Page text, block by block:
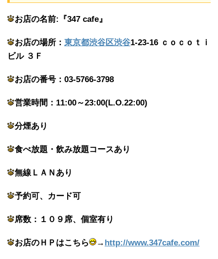
お店の名前:『347 cafe』
お店の場所： 東京都渋谷区渋谷1-23-16 ｃｏｃｏｔｉ
ビル ３Ｆ
お店の番号： 03-5766-3798
営業時間：11:00～23:00(L.O.22:00)
分煙あり
食べ放題・飲み放題コースあり
無線ＬＡＮあり
予約可、カード可
席数：１０９席、個室有り
お店のＨＰはこちら → http://www.347cafe.com/